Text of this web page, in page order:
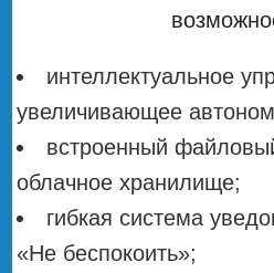
интеллектуальное
увеличивающее
встроенный
облачное хранилище;
гибкая система
«Не беспокоить»;